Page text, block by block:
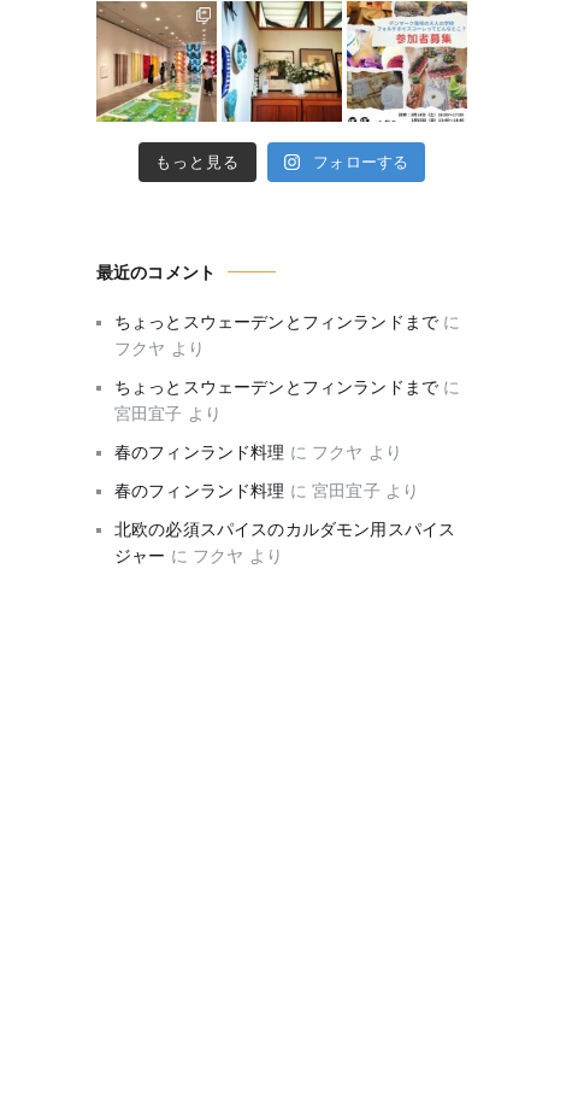
もっと見る フォローする
最近のコメント
ちょっとスウェーデンとフィンランドまで に
フクヤ より
ちょっとスウェーデンとフィンランドまで に
宮田宜子 より
春のフィンランド料理 に フクヤ より
春のフィンランド料理 に宮田宜子 より
北欧の必須スパイスのカルダモン用スパイス
ジャー に フクヤ より